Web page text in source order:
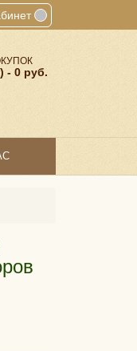
- 0 руб.